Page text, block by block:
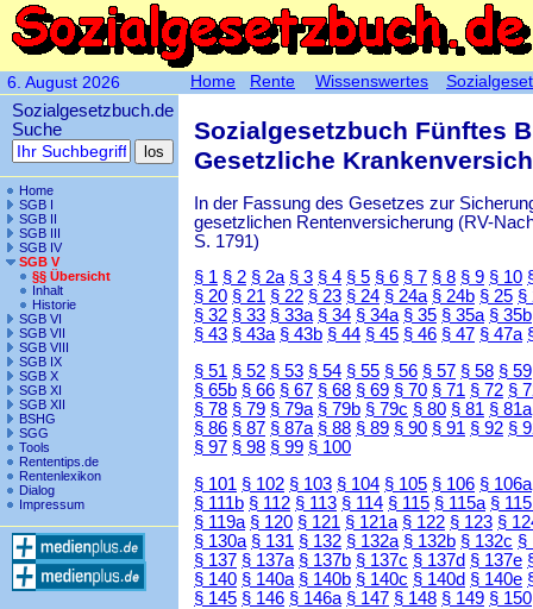
6. August 2026
Sozialgesetzbuch.de
Suche
Home
SGB I
SGB II
SGB III
SGB IV
SGB V
§§ Übersicht
Inhalt
Historie
SGB VI
SGB VII
SGB VIII
SGB IX
SGB X
SGB XI
SGB XII
BSHG
SGG
Tools
Rententips.de
Rentenlexikon
Dialog
Impressum
Sozialgesetzbuch Fünftes
Gesetzliche
In der Fassung des Gesetzes zur
gesetzlichen Rentenversicherung (RV-
S. 1791)
§ 1 § 2 § 2a § 3 § 4 § 5 § 6 § 7 § 8 § 9 § 10
§ 20 § 21 § 22 § 23 § 24 § 24a § 24b § 25 §
§ 32 § 33 § 33a § 34 § 34a § 35 § 35a § 35b
§ 43 § 43a § 43b § 44 § 45 § 46 § 47 § 47a
§ 51 § 52 § 53 § 54 § 55 § 56 § 57 § 58 § 59
§ 65b § 66 § 67 § 68 § 69 § 70 § 71 § 72 §
§ 78 § 79 § 79a § 79b § 79c § 80 § 81 § 81a
§ 86 § 87 § 87a § 88 § 89 § 90 § 91 § 92 §
§ 97 § 98 § 99 § 100
§ 101 § 102 § 103 § 104 § 105 § 106 § 106a
§ 111b § 112 § 113 § 114 § 115 § 115a §
§ 119a § 120 § 121 § 121a § 122 § 123 §
§ 130a § 131 § 132 § 132a § 132b § 132c §
§ 137 § 137a § 137b § 137c § 137d § 137e
§ 140 § 140a § 140b § 140c § 140d § 140e
§ 145 § 146 § 146a § 147 § 148 § 149 § 150
Home Rente Wissenswertes